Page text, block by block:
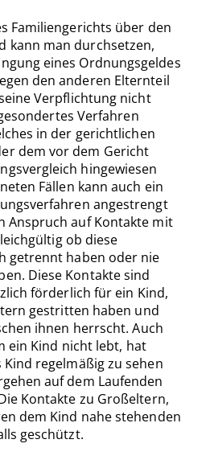
Familiengerichts über den
kann man durchsetzen,
eines Ordnungsgeldes
den anderen Elternteil
Verpflichtung nicht
Verfahren
in der gerichtlichen
dem vor dem Gericht
hingewiesen
Fällen kann auch ein
angestrengt
Anspruch auf Kontakte mit
ob diese
getrennt haben oder nie
Diese Kontakte sind
förderlich für ein Kind,
gestritten haben und
ihnen herrscht. Auch
ein Kind nicht lebt, hat
regelmäßig zu sehen
auf dem Laufenden
Kontakte zu Großeltern,
dem Kind nahe stehenden
geschützt.